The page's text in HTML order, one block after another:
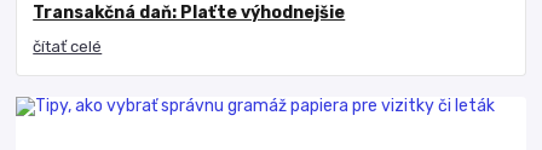
Transakčná daň: Plaťte výhodnejšie
čítať celé